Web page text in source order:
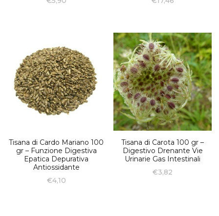
Tisana di Cardo Mariano 100
gr – Funzione Digestiva
Epatica Depurativa
Antiossidante
€4,10
Tisana di Carota 100 gr –
Digestivo Drenante Vie
Urinarie Gas Intestinali
€3,82